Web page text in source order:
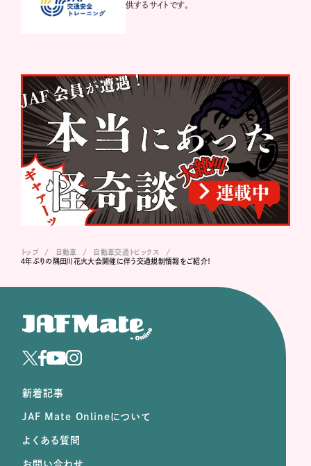
供するサイトです。
トップ 自動車
自動車交通トピックス
４年ぶりの隅田川花火大会開催に伴う交通規制情報をご紹介！
新着記事
JAF Mate Onlineについて
よくある質問
お問い合わせ